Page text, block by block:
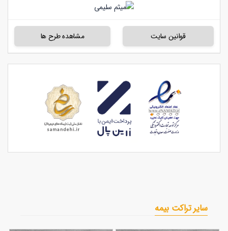
قوانین سایت مشاهده طرح ها
سایر تراکت بیمه